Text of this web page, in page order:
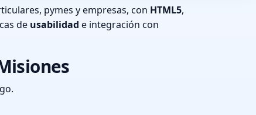
pymes y empresas, con HTML5,
de usabilidad e integración con